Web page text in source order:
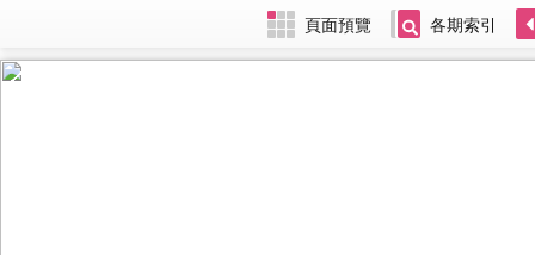
頁面預覽 各期索引